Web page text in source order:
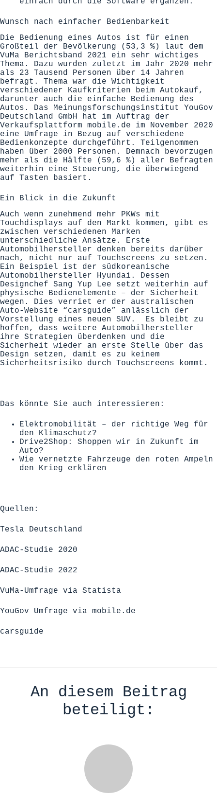
Wunsch nach einfacher Bedienbarkeit
Die Bedienung eines Autos ist für einen
Großteil der Bevölkerung (53,3 %) laut dem
VuMa Berichtsband 2021 ein sehr wichtiges
Thema. Dazu wurden zuletzt im Jahr 2020 mehr
als 23 Tausend Personen über 14 Jahren
befragt. Thema war die Wichtigkeit
verschiedener Kaufkriterien beim Autokauf,
darunter auch die einfache Bedienung des
Autos. Das Meinungsforschungsinstitut YouGov
Deutschland GmbH hat im Auftrag der
Verkaufsplattform mobile.de im November 2020
eine Umfrage in Bezug auf verschiedene
Bedienkonzepte durchgeführt. Teilgenommen
haben über 2000 Personen. Demnach bevorzugen
mehr als die Hälfte (59,6 %) aller Befragten
weiterhin eine Steuerung, die überwiegend
auf Tasten basiert.
Ein Blick in die Zukunft
Auch wenn zunehmend mehr PKWs mit
Touchdisplays auf den Markt kommen, gibt es
zwischen verschiedenen Marken
unterschiedliche Ansätze. Erste
Automobilhersteller denken bereits darüber
nach, nicht nur auf Touchscreens zu setzen.
Ein Beispiel ist der südkoreanische
Automobilhersteller Hyundai. Dessen
Designchef Sang Yup Lee setzt weiterhin auf
physische Bedienelemente – der Sicherheit
wegen. Dies verriet er der australischen
Auto-Website “carsguide” anlässlich der
Vorstellung eines neuen SUV. Es bleibt zu
hoffen, dass weitere Automobilhersteller
ihre Strategien überdenken und die
Sicherheit wieder an erste Stelle über das
Design setzen, damit es zu keinem
Sicherheitsrisiko durch Touchscreens kommt.
Das könnte Sie auch interessieren:
Elektromobilität – der richtige Weg für
den Klimaschutz?
Drive2Shop: Shoppen wir in Zukunft im
Auto?
Wie vernetzte Fahrzeuge den roten Ampeln
den Krieg erklären
Quellen:
Tesla Deutschland
ADAC-Studie 2020
ADAC-Studie 2022
VuMa-Umfrage via Statista
YouGov Umfrage via mobile.de
carsguide
An diesem Beitrag
beteiligt: